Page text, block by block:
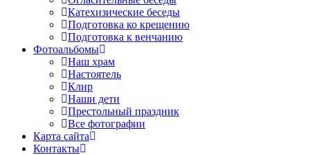
Катехизические беседы
Подготовка ко крещению
Подготовка к венчанию
Фотоальбомы
Наш храм
Настоятель
Клир
Наши дети
Престольный праздник
Все фотографии
Карта сайта
Контакты